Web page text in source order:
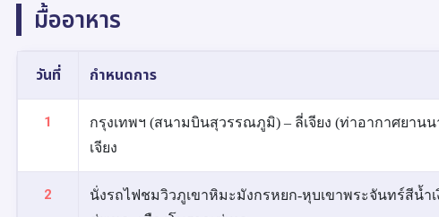
มื้ออาหาร
วันที่ กำหนดการ
1
กรุงเทพฯ (สนามบินสุวรรณภูมิ) – ลี่เจียง (ท่าอากาศยานน
เจียง
2
นั่งรถไฟชมวิวภูเขาหิมะมังกรหยก-หุบเขาพระจันทร์สีน้ำ